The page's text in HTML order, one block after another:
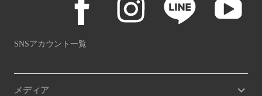
SNSアカウント一覧
メディア